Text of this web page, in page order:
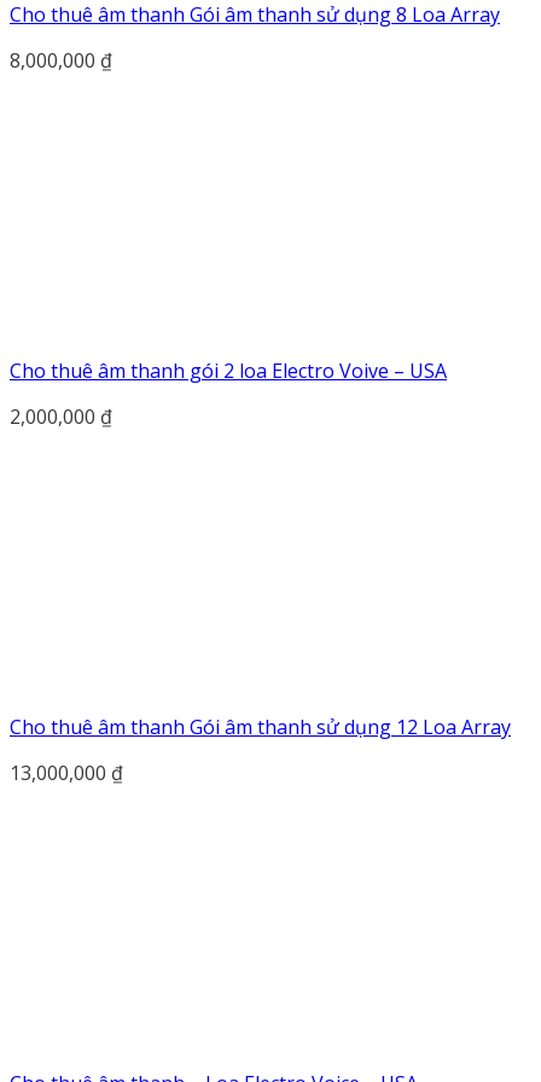
Cho thuê âm thanh Gói âm thanh sử dụng 8 Loa Array
8,000,000 ₫
Cho thuê âm thanh gói 2 loa Electro Voive – USA
2,000,000 ₫
Cho thuê âm thanh Gói âm thanh sử dụng 12 Loa Array
13,000,000 ₫